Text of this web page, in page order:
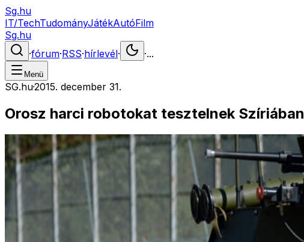
Sg.hu
IT/TechTudományJátékAutóFilm
Sg.hu
·fórum·RSS·hírlevél· ·...
Menü
SG.hu·2015. december 31.
Orosz harci robotokat tesztelnek Szíriában